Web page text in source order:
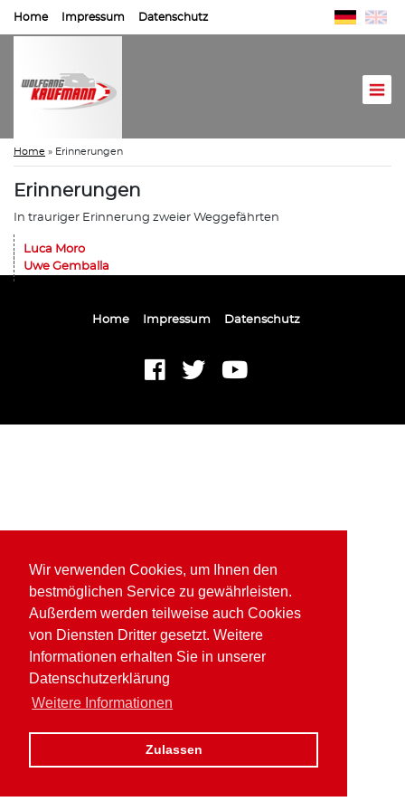
Wir verwenden Cookies, um Ihnen den
bestmöglichen Service zu gewährleisten.
Außerdem werden teilweise auch Cookies
von Diensten Dritter gesetzt. Weitere
Informationen erhalten Sie in unserer
Datenschutzerklärung
Weitere Informationen
Zulassen
Home Impressum Datenschutz
Home » Erinnerungen
Erinnerungen
In trauriger Erinnerung zweier Weggefährten
Luca Moro
Uwe Gemballa
Home Impressum Datenschutz